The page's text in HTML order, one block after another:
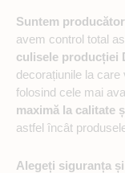
Suntem
avem control total
culisele producției
decorațiunile la care
folosind cele mai
maximă la calitate
astfel încât
Alegeți siguranța